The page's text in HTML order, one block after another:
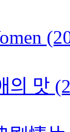
의 맛